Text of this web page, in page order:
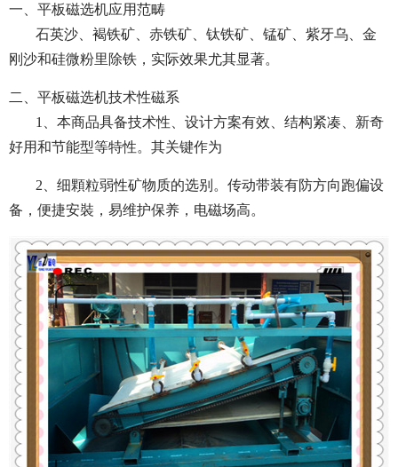
一、平板磁选机应用范畴
石英沙、褐铁矿、赤铁矿、钛铁矿、锰矿、紫牙乌、金
刚沙和硅微粉里除铁，实际效果尤其显著。
二、平板磁选机技术性磁系
1、本商品具备技术性、设计方案有效、结构紧凑、新奇
好用和节能型等特性。其关键作为
2、细顆粒弱性矿物质的选别。传动带装有防方向跑偏设
备，便捷安裝，易维护保养，电磁场高。